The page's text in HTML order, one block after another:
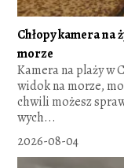
Chłopy kamera na
morze
Kamera na plaży w
widok na morze,
chwili możesz
wych...
2026-08-04